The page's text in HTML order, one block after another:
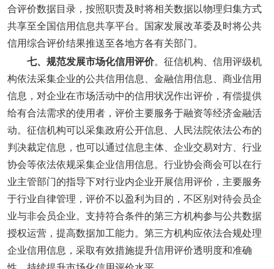
合评价数据目录，按照职责及时将相关数据以物理归集方式
共享至全国信用信息共享平台。国家发展改革委及时将公共
信用综合评价结果推送至各地方各有关部门。
七、规范发展市场化信用评价。征信机构、信用评级机
构依法采集企业的公共信用信息、金融信用信息、商业信用
信息，对企业在市场活动中的信用状况作出评价，有偿提供
给有合法需求的使用者，评价主要服务于融资等经济金融活
动。征信机构可以采集政府公开信息、人民法院依法公布的
判决裁定信息，也可以通过信息主体、企业交易对方、行业
协会等依法依规采集企业信用信息。行业协会商会可以在行
业主管部门的指导下对行业内企业开展信用评价，主要服务
于行业自律管理，评价不以盈利为目的，不区别对待会员企
业与非会员企业。支持符合条件的第三方机构参与公共数据
授权运营，提高数据加工能力。第三方机构应依法合规处理
企业信用信息，采取有效措施提升信用评价透明度和准确